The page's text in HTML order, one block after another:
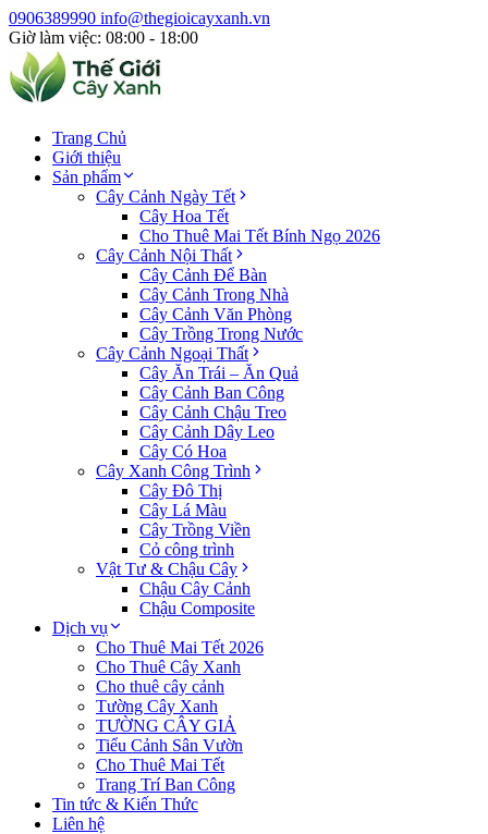
0906389990 info@thegioicayxanh.vn
Giờ làm việc: 08:00 - 18:00
Trang Chủ
Giới thiệu
Sản phẩm
Cây Cảnh Ngày Tết
Cây Hoa Tết
Cho Thuê Mai Tết Bính Ngọ 2026
Cây Cảnh Nội Thất
Cây Cảnh Để Bàn
Cây Cảnh Trong Nhà
Cây Cảnh Văn Phòng
Cây Trồng Trong Nước
Cây Cảnh Ngoại Thất
Cây Ăn Trái – Ăn Quả
Cây Cảnh Ban Công
Cây Cảnh Chậu Treo
Cây Cảnh Dây Leo
Cây Có Hoa
Cây Xanh Công Trình
Cây Đô Thị
Cây Lá Màu
Cây Trồng Viền
Cỏ công trình
Vật Tư & Chậu Cây
Chậu Cây Cảnh
Chậu Composite
Dịch vụ
Cho Thuê Mai Tết 2026
Cho Thuê Cây Xanh
Cho thuê cây cảnh
Tường Cây Xanh
TƯỜNG CÂY GIẢ
Tiểu Cảnh Sân Vườn
Cho Thuê Mai Tết
Trang Trí Ban Công
Tin tức & Kiến Thức
Liên hệ